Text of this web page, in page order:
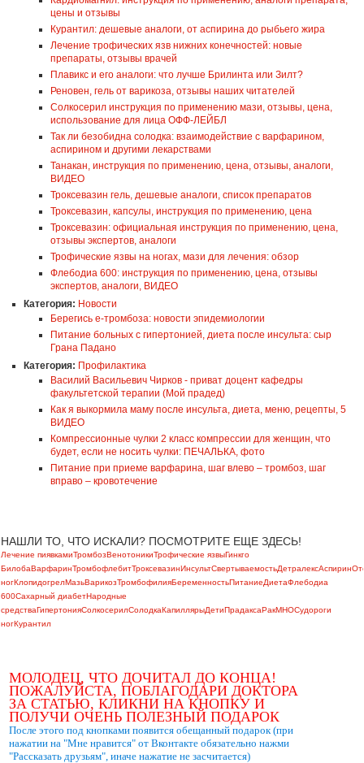
цены и отзывы
Курантил: дешевые аналоги, от аспирина до рыбьего жира
Лечение трофических язв нижних конечностей: новые
препараты, отзывы врачей
Плавикс и его аналоги: что лучше Брилинта или Зилт?
Реновен, гель от варикоза, отзывы наших читателей
Солкосерил инструкция по применению мази, отзывы, цена,
использование для лица ОФФ-ЛЕЙБЛ
Так ли безобидна солодка: взаимодействие с варфарином,
аспирином и другими лекарствами
Танакан, инструкция по применению, цена, отзывы, аналоги,
ВИДЕО
Троксевазин гель, дешевые аналоги, список препаратов
Троксевазин, капсулы, инструкция по применению, цена
Троксевазин: официальная инструкция по применению, цена,
отзывы экспертов, аналоги
Трофические язвы на ногах, мази для лечения: обзор
Флебодиа 600: инструкция по применению, цена, отзывы
экспертов, аналоги, ВИДЕО
Категория: Новости
Берегись е-тромбоза: новости эпидемиологии
Питание больных с гипертонией, диета после инсульта: сыр
Грана Падано
Категория: Профилактика
Василий Васильевич Чирков - приват доцент кафедры
факультетской терапии (Мой прадед)
Как я выкормила маму после инсульта, диета, меню, рецепты, 5
ВИДЕО
Компрессионные чулки 2 класс компрессии для женщин, что
будет, если не носить чулки: ПЕЧАЛЬКА, фото
Питание при приеме варфарина, шаг влево – тромбоз, шаг
вправо – кровотечение
НАШЛИ ТО, ЧТО ИСКАЛИ? ПОСМОТРИТЕ ЕЩЕ ЗДЕСЬ!
Лечение пиявкамиТромбозВенотоникиТрофические язвыГинкго
БилобаВарфаринТромбофлебитТроксевазинИнсультСвертываемостьДетралексАспирин
ногКлопидогрелМазьВарикозТромбофилияБеременностьПитаниеДиетаФлебодиа
600Сахарный диабетНародные
средстваГипертонияСолкосерилСолодкаКапиллярыДетиПрадаксаРакМНОСудороги
ногКурантил
МОЛОДЕЦ, ЧТО ДОЧИТАЛ ДО КОНЦА!
ПОЖАЛУЙСТА, ПОБЛАГОДАРИ ДОКТОРА
ЗА СТАТЬЮ, КЛИКНИ НА КНОПКУ И
ПОЛУЧИ ОЧЕНЬ ПОЛЕЗНЫЙ ПОДАРОК
После этого под кнопками появится обещанный подарок (при
нажатии на "Мне нравится" от Вконтакте обязательно нажми
"Рассказать друзьям", иначе нажатие не засчитается)